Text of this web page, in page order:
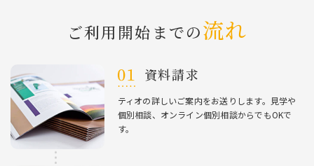
ご利⽤開始までの流れ
資料請求
ティオの詳しいご案内をお送りします。⾒学や
個別相談、オンライン個別相談からでもOKで
す。